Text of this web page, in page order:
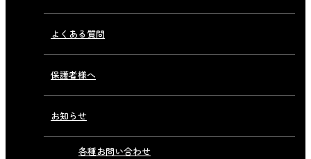
よくある質問
保護者様へ
お知らせ
各種お問い合わせ